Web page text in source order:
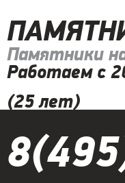
Памятники
Работаем с
(25 лет)